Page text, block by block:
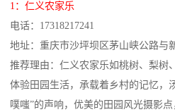
1：仁义农家乐
电话：17318217241
地址：重庆市沙坪坝区茅山峡公路与
推荐理由：仁义农家乐如桃树、梨树
体验田园生活，承载着乡村的记忆，
噗嗤”的声响，优美的田园风光摄影